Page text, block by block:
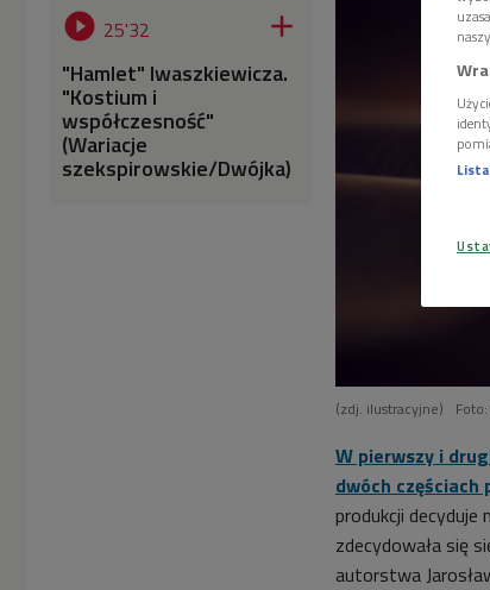
 25'32 
"Hamlet" Iwaszkiewicza.
"Kostium i
współczesność"
(Wariacje
szekspirowskie/Dwójka)
(zdj. ilustracyjne)
W pierwszy i
dwóch
produkcji
zdecydowała się
autorstwa